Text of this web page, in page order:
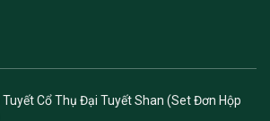
Cổ Thụ Đại Tuyết Shan (Set Đơn Hộp